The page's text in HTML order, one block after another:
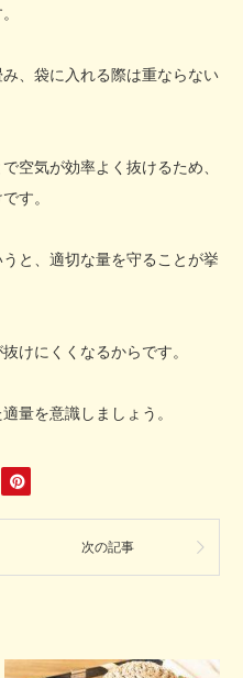
、袋に入れる際は重ならない
空気が効率よく抜けるため、
す。
と、適切な量を守ることが挙
けにくくなるからです。
量を意識しましょう。
次の記事